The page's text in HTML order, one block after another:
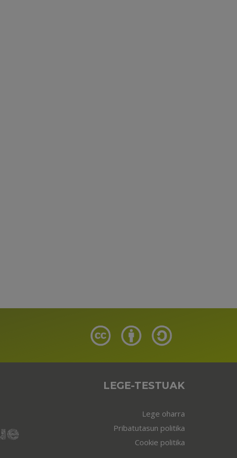
LEGE-TESTUAK
Lege oharra
Pribatutasun politika
Cookie politika